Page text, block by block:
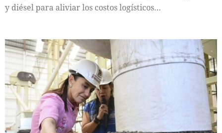
y diésel para aliviar los costos logísticos…